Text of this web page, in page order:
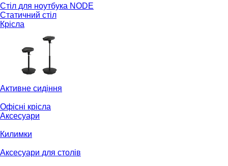
Стіл для ноутбука NODE
Статичний стіл
Крісла
Активне сидіння
Офісні крісла
Аксесуари
Килимки
Аксесуари для столів